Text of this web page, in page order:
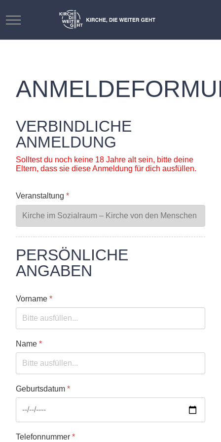
Mobile Menu Toggle
VERBINDLICHE
ANMELDUNG
Solltest du noch keine 18 Jahre alt sein, bitte deine
Eltern, dass sie diese Anmeldung für dich ausfüllen.
Veranstaltung *
PERSÖNLICHE
ANGABEN
Vorname *
Name *
Geburtsdatum *
Telefonnummer *